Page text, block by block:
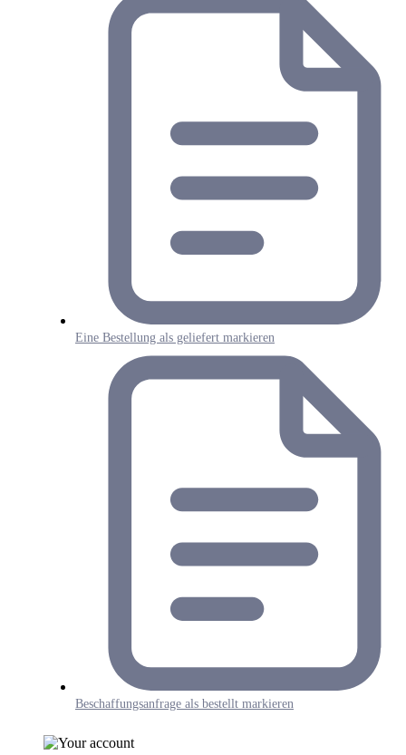
Eine Bestellung als geliefert markieren
Beschaffungsanfrage als bestellt markieren